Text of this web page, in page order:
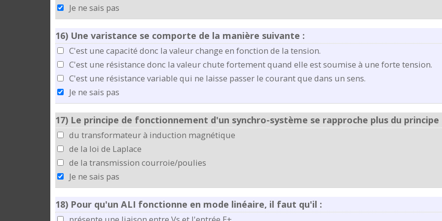
Je ne sais pas
16) Une varistance se comporte de la manière suivante :
C'est une capacité donc la valeur change en fonction de la tension.
C'est une résistance donc la valeur chute fortement quand elle est soumise à une forte tension.
C'est une résistance variable qui ne laisse passer le courant que dans un sens.
Je ne sais pas
17) Le principe de fonctionnement d'un synchro-système se rapproche plus du principe
du transformateur à induction magnétique
de la loi de Laplace
de la transmission courroie/poulies
Je ne sais pas
18) Pour qu'un ALI fonctionne en mode linéaire, il faut qu'il :